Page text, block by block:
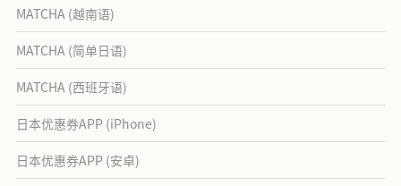
MATCHA (越南语)
MATCHA (简单日语)
MATCHA (西班牙语)
日本优惠券APP (iPhone)
日本优惠券APP (安卓)